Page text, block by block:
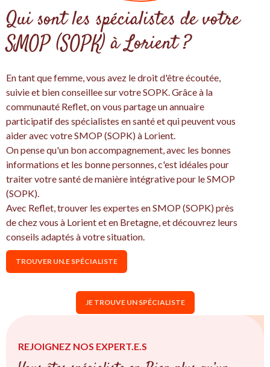
Qui sont les spécialistes de votre
SMOP (SOPK) à Lorient ?
En tant que femme, vous avez le droit d'être écoutée,
suivie et bien conseillee sur votre SOPK. Grâce à la
communauté Reflet, on vous partage un annuaire
participatif des spécialistes en santé et qui peuvent vous
aider avec votre SMOP (SOPK) à Lorient.
On pense qu'un bon accompagnement, avec les bonnes
informations et les bonne personnes, c'est idéales pour
traiter votre santé de manière intégrative pour le SMOP
(SOPK).
Avec Reflet, trouver les expertes en SMOP (SOPK) près
de chez vous à Lorient et en Bretagne, et découvrez leurs
conseils adaptés à votre situation.
TROUVER UN.E SPÉCIALISTE
JE TROUVE UN SPÉCIALISTE
REJOIGNEZ NOS EXPERT.E.S